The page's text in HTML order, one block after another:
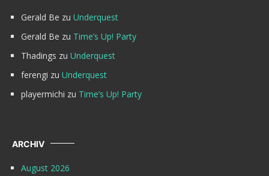
Gerald Be zu Underquest
Gerald Be zu Time’s Up! Party
Thadings zu Underquest
ferengi zu Underquest
playermichi zu Time’s Up! Party
ARCHIV
August 2026